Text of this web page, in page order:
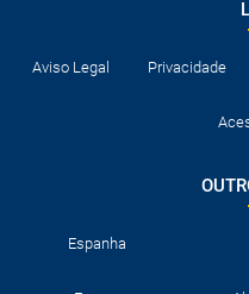
Aviso Legal Privacidade
Espanha